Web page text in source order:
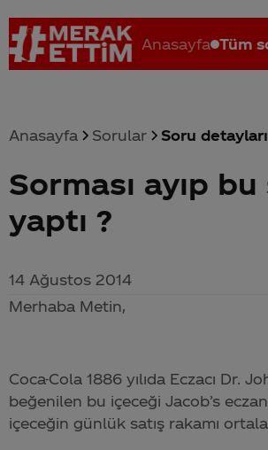
Anasayfa Tüm
Coca-Cola nerenin malı? Coca cola
Anasayfa Sorular Soru detayları
Sorması ayıp
yaptı ?
14 Ağustos 2014
Merhaba Metin,
Coca-Cola 1886 yılıda Eczacı Dr.
beğenilen bu içeceği Jacob’s
içeceğin günlük satış rakamı